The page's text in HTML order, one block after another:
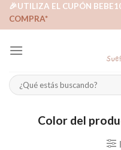
Skip🎉UTILIZA EL CUPÓN
COMPRA*
Buscar
por:
Color del